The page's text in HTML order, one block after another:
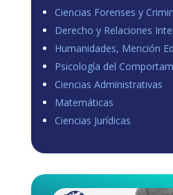
Load
Ciencias Forenses y
Derecho y Relaciones
Humanidades, Mención
Psicología del
Ciencias Administrativas
Matemáticas
Ciencias Jurídicas